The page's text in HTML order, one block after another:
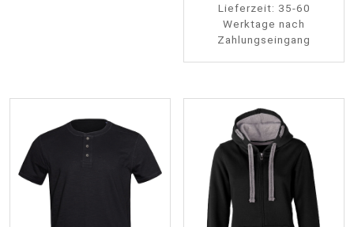
Lieferzeit: 35-60
Werktage nach
Zahlungseingang